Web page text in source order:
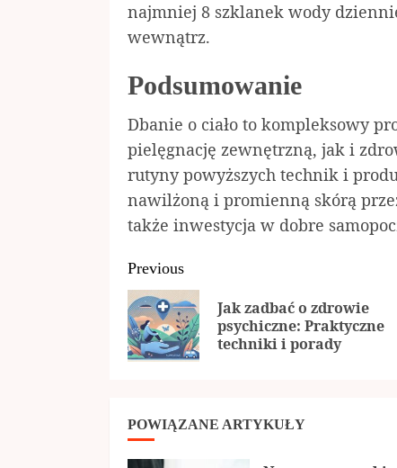
najmniej 8 szklanek wody
wewnątrz.
Podsumowanie
Dbanie o ciało to kompleksowy
pielęgnację zewnętrzną, jak i
rutyny powyższych technik i
nawilżoną i promienną skórą
także inwestycja w dobre
Continue
Reading
Previous
Jak zadbać o zdrowie
psychiczne: Praktyczne
techniki i porady
POWIĄZANE ARTYKUŁY